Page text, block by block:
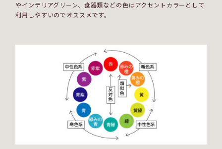
やインテリアグリーン、食器類などの色はアクセントカラーとして
利用しやすいのでオススメです。